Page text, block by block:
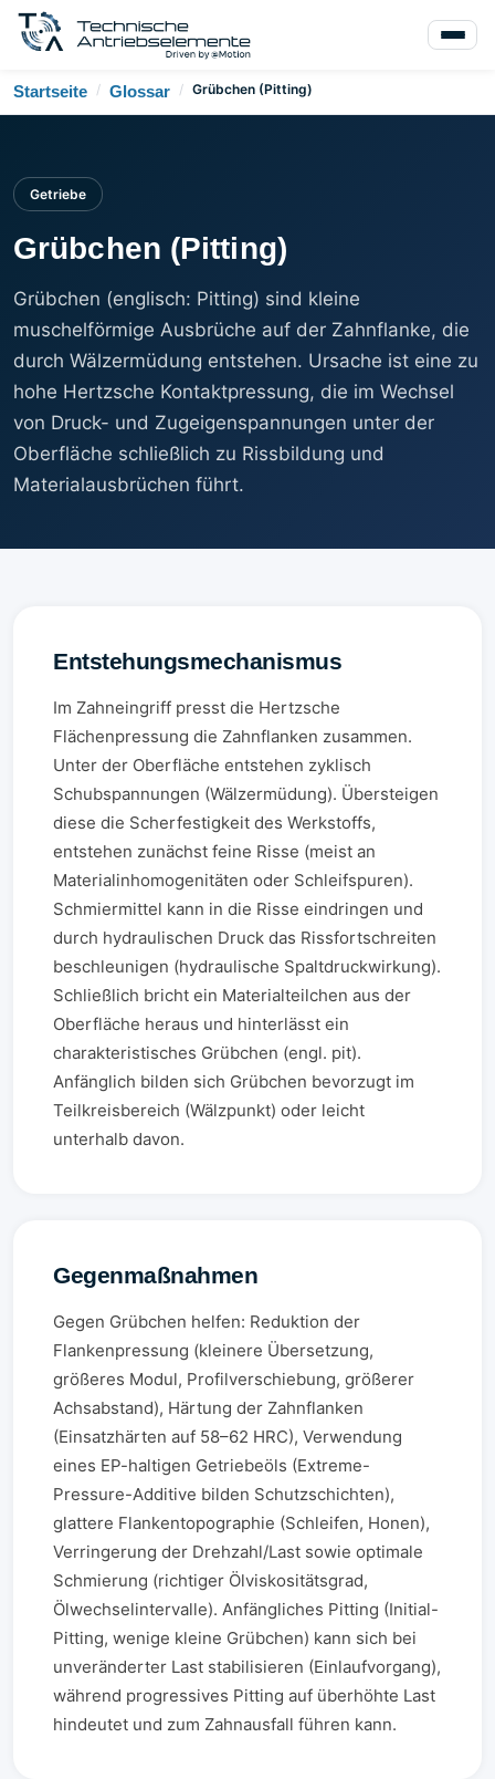
Startseite / Glossar / Grübchen (Pitting)
Getriebe
Grübchen (Pitting)
Grübchen (englisch: Pitting) sind kleine
muschelförmige Ausbrüche auf der Zahnflanke, die
durch Wälzermüdung entstehen. Ursache ist eine zu
hohe Hertzsche Kontaktpressung, die im Wechsel
von Druck- und Zugeigenspannungen unter der
Oberfläche schließlich zu Rissbildung und
Materialausbrüchen führt.
Entstehungsmechanismus
Im Zahneingriff presst die Hertzsche
Flächenpressung die Zahnflanken zusammen.
Unter der Oberfläche entstehen zyklisch
Schubspannungen (Wälzermüdung). Übersteigen
diese die Scherfestigkeit des Werkstoffs,
entstehen zunächst feine Risse (meist an
Materialinhomogenitäten oder Schleifspuren).
Schmiermittel kann in die Risse eindringen und
durch hydraulischen Druck das Rissfortschreiten
beschleunigen (hydraulische Spaltdruckwirkung).
Schließlich bricht ein Materialteilchen aus der
Oberfläche heraus und hinterlässt ein
charakteristisches Grübchen (engl. pit).
Anfänglich bilden sich Grübchen bevorzugt im
Teilkreisbereich (Wälzpunkt) oder leicht
unterhalb davon.
Gegenmaßnahmen
Gegen Grübchen helfen: Reduktion der
Flankenpressung (kleinere Übersetzung,
größeres Modul, Profilverschiebung, größerer
Achsabstand), Härtung der Zahnflanken
(Einsatzhärten auf 58–62 HRC), Verwendung
eines EP-haltigen Getriebeöls (Extreme-
Pressure-Additive bilden Schutzschichten),
glattere Flankentopographie (Schleifen, Honen),
Verringerung der Drehzahl/Last sowie optimale
Schmierung (richtiger Ölviskositätsgrad,
Ölwechselintervalle). Anfängliches Pitting (Initial-
Pitting, wenige kleine Grübchen) kann sich bei
unveränderter Last stabilisieren (Einlaufvorgang),
während progressives Pitting auf überhöhte Last
hindeutet und zum Zahnausfall führen kann.